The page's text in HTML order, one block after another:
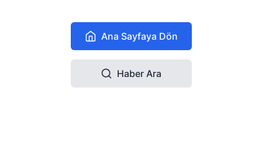
Ana Sayfaya Dön
Haber Ara